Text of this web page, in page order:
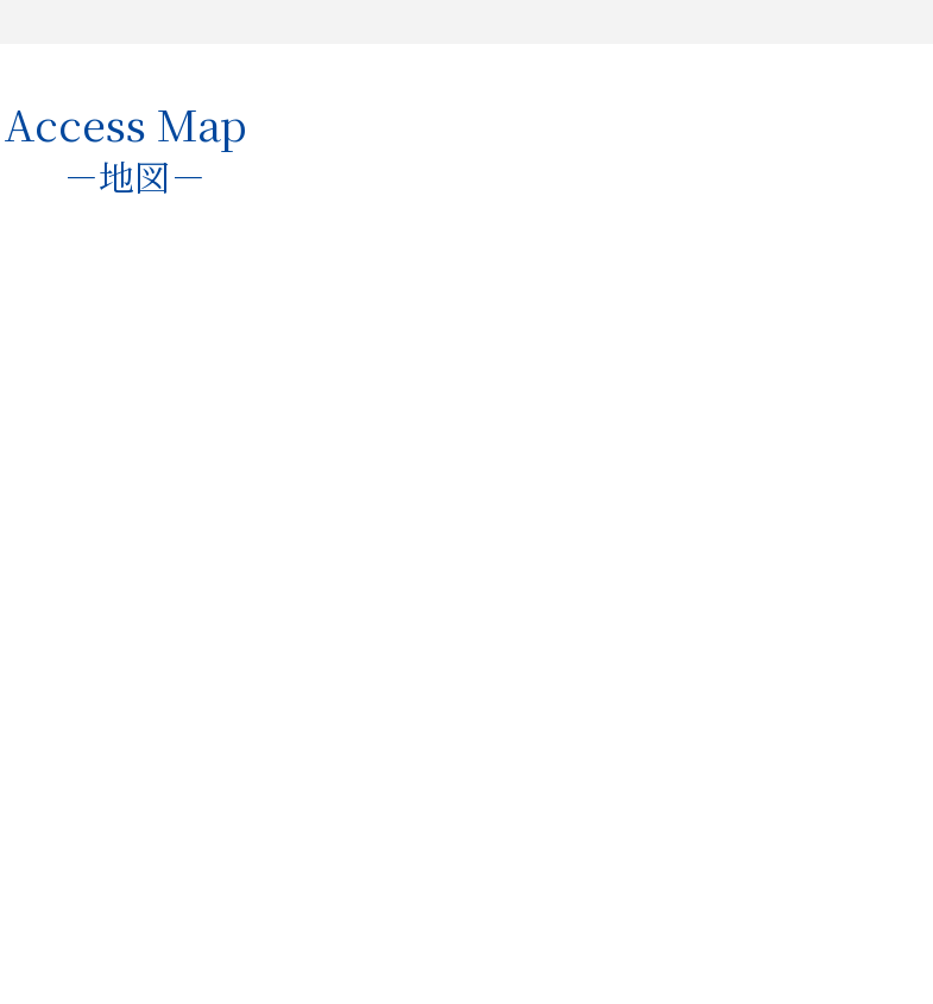
Access Map
－地図－